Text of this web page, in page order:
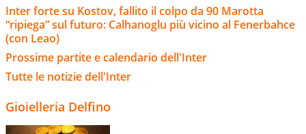
Inter forte su Kostov, fallito il colpo da 90 Marotta
“ripiega” sul futuro: Calhanoglu più vicino al Fenerbahce
(con Leao)
Prossime partite e calendario dell'Inter
Tutte le notizie dell'Inter
Gioielleria Delfino